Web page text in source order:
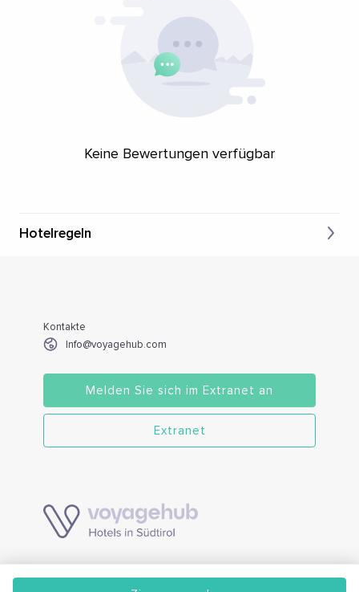
Keine Bewertungen verfügbar
Hotelregeln
Kontakte
Info@voyagehub.com
Melden Sie sich im Extranet an
Extranet